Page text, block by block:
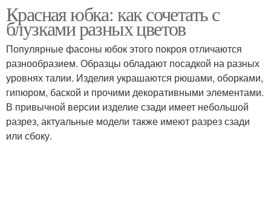
Цвета в одежде
Красная юбка: как сочетать с
блузками разных цветов
Популярные фасоны юбок этого покроя отличаются
разнообразием. Образцы обладают посадкой на разных
уровнях талии. Изделия украшаются рюшами, оборками,
гипюром, баской и прочими декоративными элементами.
В привычной версии изделие сзади имеет небольшой
разрез, актуальные модели также имеют разрез сзади
или сбоку.